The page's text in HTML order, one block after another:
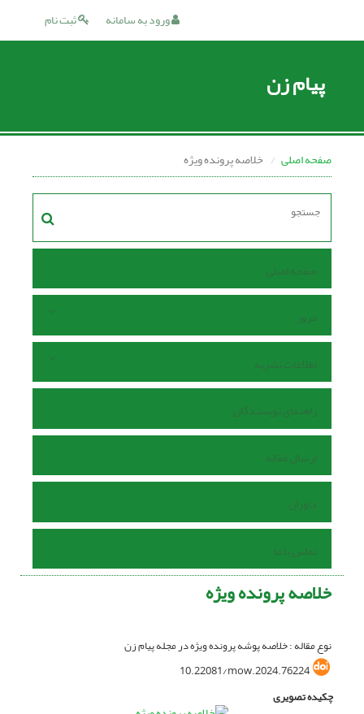
ثبت نام ورود به سامانه
پیام زن
صفحه اصلی خلاصه پرونده ویژه
صفحه اصلی
مرور
اطلاعات نشریه
راهنمای نویسندگان
ارسال مقاله
داوران
تماس با ما
خلاصه پرونده ویژه
نوع مقاله : خلاصه پوشه پرونده ویژه در مجله پیام زن
10.22081/mow.2024.76224
چکیده تصویری